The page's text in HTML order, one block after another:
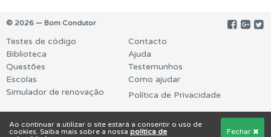
Ao continuar a utilizar o site estará a consentir o uso de
cookies. Saiba mais sobre a nossa política de
Fechar
© 2026 — Bom Condutor
Testes de código
Biblioteca
Questões
Escolas
Simulador de renovação
Contacto
Ajuda
Testemunhos
Como ajudar
Política de Privacidade